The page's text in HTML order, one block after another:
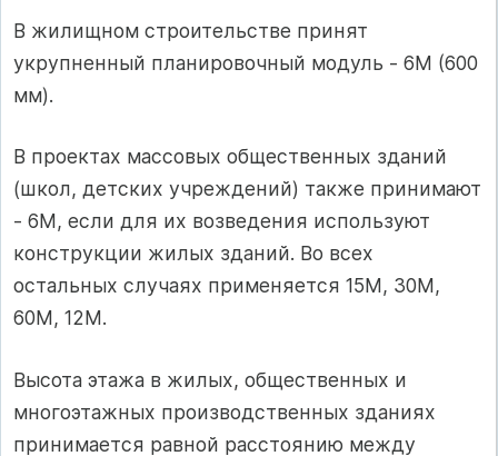
В жилищном строительстве принят
укрупненный планировочный модуль - 6М (600
мм).
В проектах массовых общественных зданий
(школ, детских учреждений) также принимают
- 6М, если для их возведения используют
конструкции жилых зданий. Во всех
остальных случаях применяется 15М, 30М,
60М, 12М.
Высота этажа в жилых, общественных и
многоэтажных производственных зданиях
принимается равной расстоянию между